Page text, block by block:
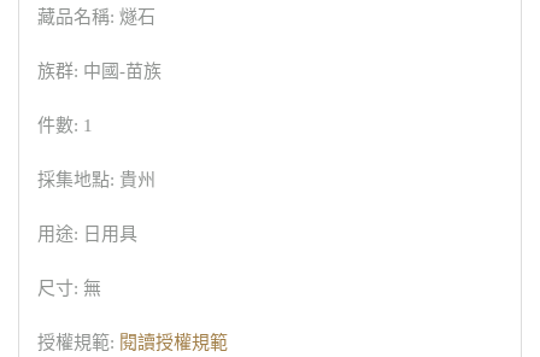
藏品名稱: 燧石
族群: 中國-苗族
件數: 1
採集地點: 貴州
用途: 日用具
尺寸: 無
授權規範: 閱讀授權規範